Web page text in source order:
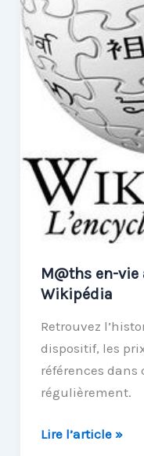
vie
M@ths en-
Wikipédia
Retrouvez
dispositif, les
références
régulièrement.
M@ths
Lire l’article »